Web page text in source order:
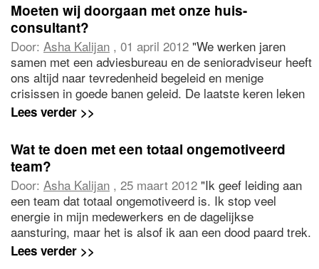
Moeten wij doorgaan met onze huis-
consultant?
Door: Asha Kalijan , 01 april 2012 "We werken jaren
samen met een adviesbureau en de senioradviseur heeft
ons altijd naar tevredenheid begeleid en menige
crisissen in goede banen geleid. De laatste keren leken
we het op een paar punten niet eens met elkaar en ik
ontstaan. Ik vraag me af of we samen nog door moeten
gaan. Wat te doen?"
Lees verder >>
Wat te doen met een totaal ongemotiveerd
team?
Door: Asha Kalijan , 25 maart 2012 "Ik geef leiding aan
een team dat totaal ongemotiveerd is. Ik stop veel
energie in mijn medewerkers en de dagelijkse
aansturing, maar het is alsof ik aan een dood paard trek.
Afspraken worden vergeten, er is geen initiatief, taken
Lees verder >>